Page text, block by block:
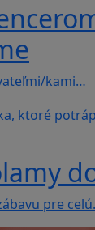
kami…
pre